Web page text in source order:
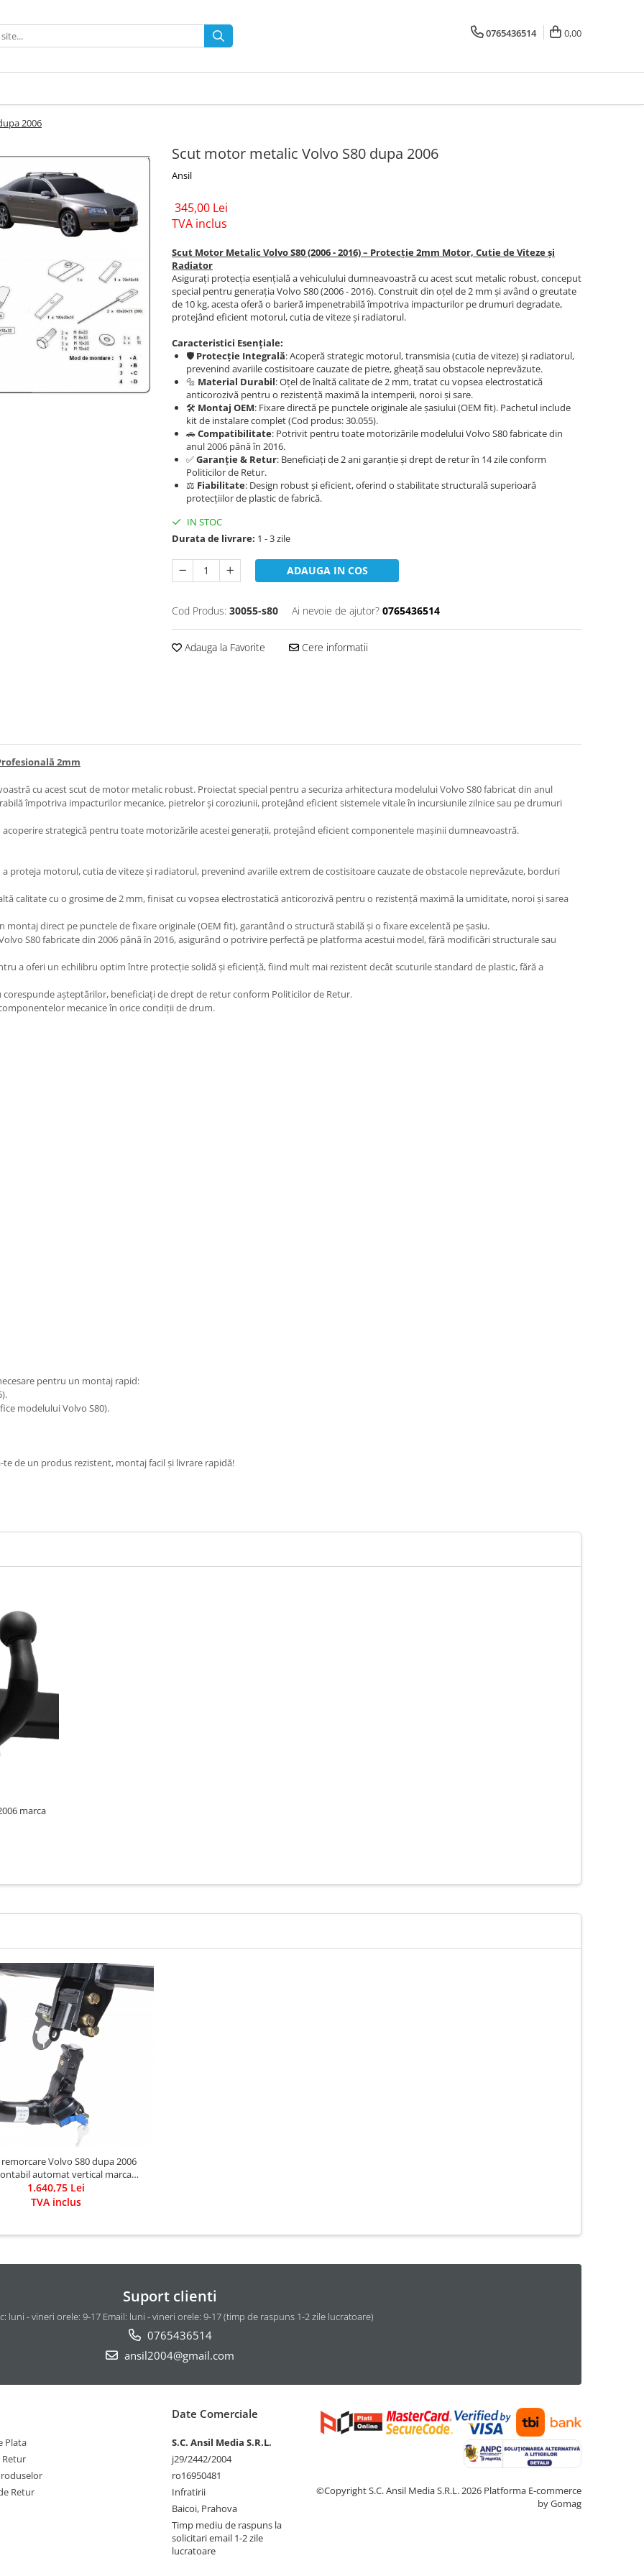
0765436514 0,00
2006
Scut motor metalic Volvo S80 dupa 2006
Ansil
345,00 Lei
TVA inclus
Scut Motor Metalic Volvo S80 (2006 - 2016) – Protecție 2mm Motor, Cutie de Viteze și
Radiator
Asigurați protecția esențială a vehiculului dumneavoastră cu acest scut metalic robust, conceput
special pentru generația Volvo S80 (2006 - 2016). Construit din oțel de 2 mm și având o greutate
de 10 kg, acesta oferă o barieră impenetrabilă împotriva impacturilor pe drumuri degradate,
protejând eficient motorul, cutia de viteze și radiatorul.
Caracteristici Esențiale:
🛡️ Protecție Integrală: Acoperă strategic motorul, transmisia (cutia de viteze) și radiatorul,
prevenind avariile costisitoare cauzate de pietre, gheață sau obstacole neprevăzute.
🔩 Material Durabil: Oțel de înaltă calitate de 2 mm, tratat cu vopsea electrostatică
anticorozivă pentru o rezistență maximă la intemperii, noroi și sare.
🛠️ Montaj OEM: Fixare directă pe punctele originale ale șasiului (OEM fit). Pachetul include
kit de instalare complet (Cod produs: 30.055).
🚗Compatibilitate: Potrivit pentru toate motorizările modelului Volvo S80 fabricate din
anul 2006 până în 2016.
✅Garanție & Retur: Beneficiați de 2 ani garanție și drept de retur în 14 zile conform
Politicilor de Retur.
⚖️ Fiabilitate: Design robust și eficient, oferind o stabilitate structurală superioară
protecțiilor de plastic de fabrică.
IN STOC
Durata de livrare: 1 - 3 zile
ADAUGA IN COS
Cod Produs: 30055-s80 Ai nevoie de ajutor? 0765436514
Adauga la Favorite Cere informatii
2mm
cu acest scut de motor metalic robust. Proiectat special pentru a securiza arhitectura modelului Volvo S80 fabricat din anul
împotriva impacturilor mecanice, pietrelor și coroziunii, protejând eficient sistemele vitale în incursiunile zilnice sau pe drumuri
strategică pentru toate motorizările acestei generații, protejând eficient componentele mașinii dumneavoastră.
a proteja motorul, cutia de viteze și radiatorul, prevenind avariile extrem de costisitoare cauzate de obstacole neprevăzute, borduri
calitate cu o grosime de 2 mm, finisat cu vopsea electrostatică anticorozivă pentru o rezistență maximă la umiditate, noroi și sarea
montaj direct pe punctele de fixare originale (OEM fit), garantând o structură stabilă și o fixare excelentă pe șasiu.
S80 fabricate din 2006 până în 2016, asigurând o potrivire perfectă pe platforma acestui model, fără modificări structurale sau
a oferi un echilibru optim între protecție solidă și eficiență, fiind mult mai rezistent decât scuturile standard de plastic, fără a
corespunde așteptărilor, beneficiați de drept de retur conform Politicilor de Retur.
mecanice în orice condiții de drum.
pentru un montaj rapid:
modelului Volvo S80).
te de un produs rezistent, montaj facil și livrare rapidă!
marca
Volvo S80 dupa 2006
automat vertical marca
Autohak
1.640,75 Lei
TVA inclus
Suport clienti
luni - vineri orele: 9-17 Email: luni - vineri orele: 9-17 (timp de raspuns 1-2 zile lucratoare)
0765436514
ansil2004@gmail.com
Plata
Retur
Retur
Date Comerciale
S.C. Ansil Media S.R.L.
j29/2442/2004
ro16950481
Infratirii
Baicoi, Prahova
Timp mediu de raspuns la
solicitari email 1-2 zile
lucratoare
©Copyright S.C. Ansil Media S.R.L. 2026 Platforma E-commerce
by Gomag